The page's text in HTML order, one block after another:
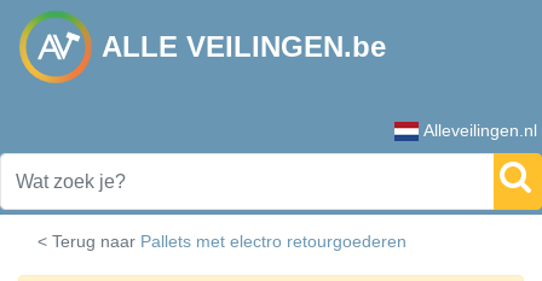
ALLE VEILINGEN.be
Alleveilingen.nl
< Terug naar Pallets met electro retourgoederen